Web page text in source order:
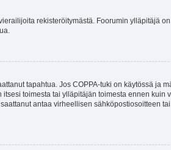
rekisteröitymästä. Foorumin ylläpitäjä
tapahtua. Jos COPPA-tuki on käytössä ja
toimesta tai ylläpitäjän toimesta ennen kuin
antaa virheellisen sähköpostiosoitteen